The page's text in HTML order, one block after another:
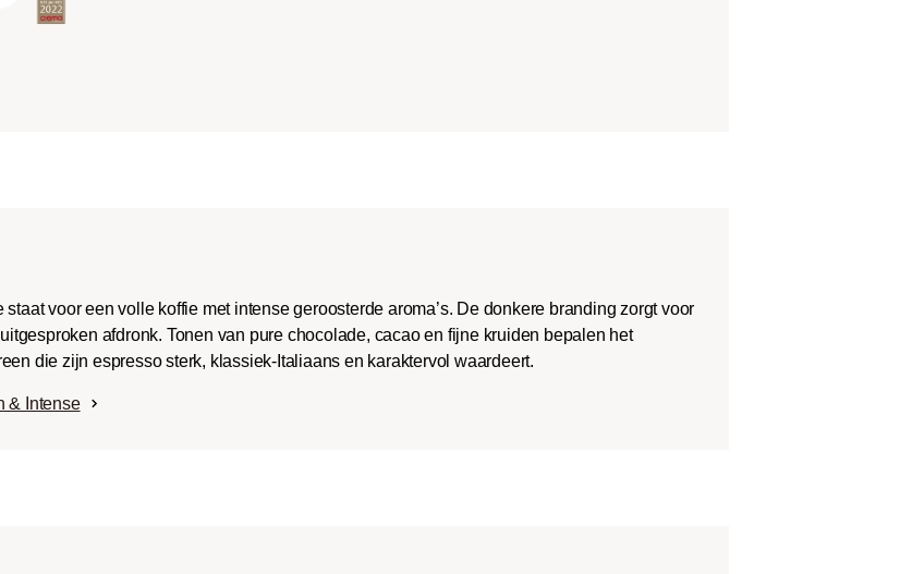
voor een volle koffie met intense geroosterde aroma’s. De donkere branding zorgt voor
afdronk. Tonen van pure chocolade, cacao en fijne kruiden bepalen het
die zijn espresso sterk, klassiek-Italiaans en karaktervol waardeert.
& Intense